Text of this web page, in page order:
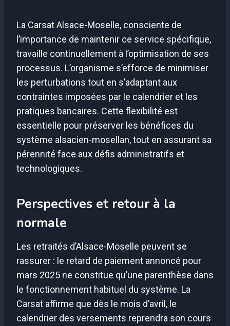
La Carsat Alsace-Moselle, consciente de
l’importance de maintenir ce service spécifique,
travaille continuellement à l’optimisation de ses
processus. L’organisme s’efforce de minimiser
les perturbations tout en s’adaptant aux
contraintes imposées par le calendrier et les
pratiques bancaires. Cette flexibilité est
essentielle pour préserver les bénéfices du
système alsacien-mosellan, tout en assurant sa
pérennité face aux défis administratifs et
technologiques.
Perspectives et retour à la
normale
Les retraités d’Alsace-Moselle peuvent se
rassurer : le retard de paiement annoncé pour
mars 2025 ne constitue qu’une parenthèse dans
le fonctionnement habituel du système. La
Carsat affirme que dès le mois d’avril, le
calendrier des versements reprendra son cours